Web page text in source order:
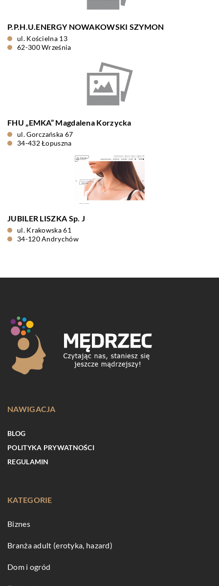
P.P.H.U.ENERGY NOWAKOWSKI SZYMON
ul. Kościelna 13
62-300 Września
FHU „EMKA” Magdalena Korzycka
ul. Gorczańska 67
34-432 Łopuszna
JUBILER LISZKA Sp. J
ul. Krakowska 61
34-120 Andrychów
NAWIGACJA
BLOG
POLITYKA PRYWATNOŚCI
REGULAMIN
KATEGORIE
Biznes
Branża adult (erotyka, hazard)
Dom i ogród